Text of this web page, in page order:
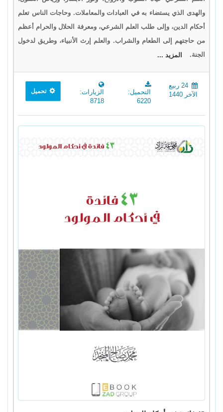
والهدى الذي يستضاء به في العبادات والمعاملات. وحاجات الناس تعلم
أحكام الدين، وإلى طلب العلم الشرعي، ومعرفة الحلال والحرام أعظم
من حاجتهم إلى الطعام والشراب. والعلم إرث الأنبياء، وطريق لدخول
الجنة.
المزيد ...
24 ربيع
الآخر 1440
التحميل:
6220
الزيارات:
8718
تحميل